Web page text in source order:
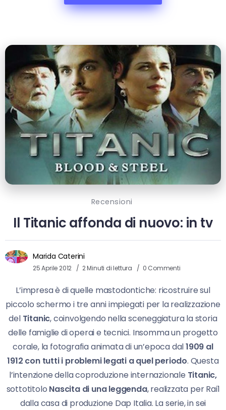
Recensioni
Il Titanic affonda di nuovo: in tv
Marida Caterini
25 Aprile 2012 2 Minuti di lettura 0 Commenti
L’impresa è di quelle mastodontiche: ricostruire sul
piccolo schermo i tre anni impiegati per la realizzazione
del Titanic, coinvolgendo nella sceneggiatura la storia
delle famiglie di operai e tecnici. Insomma un progetto
corale, la fotografia animata di un’epoca dal1909 al
1912 con tutti i problemi legati a quel periodo. Questa
l’intenzione della coproduzione internazionale Titanic,
sottotitolo Nascita di una leggenda, realizzata per Rai1
dalla casa di produzione Dap Italia. La serie, in sei